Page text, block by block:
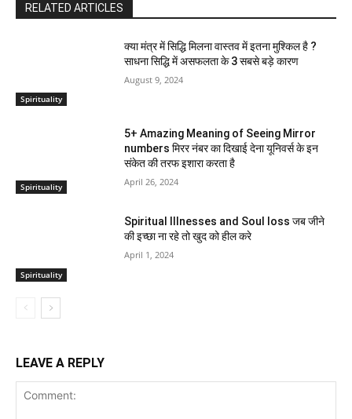
RELATED ARTICLES
Spirituality
क्या मंत्र में सिद्धि मिलना वास्तव में इतना मुश्किल है ?
साधना सिद्धि में असफलता के 3 सबसे बड़े कारण
August 9, 2024
Spirituality
5+ Amazing Meaning of Seeing Mirror
numbers मिरर नंबर का दिखाई देना यूनिवर्स के इन
संकेत की तरफ इशारा करता है
April 26, 2024
Spirituality
Spiritual Illnesses and Soul loss जब जीने
की इच्छा ना रहे तो खुद को हील करे
April 1, 2024
LEAVE A REPLY